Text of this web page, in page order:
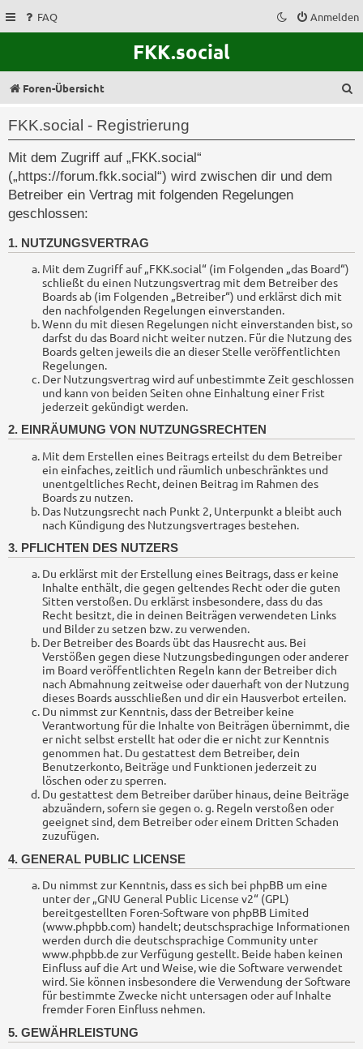
FAQ Anmelden
FKK.social
Foren-Übersicht
FKK.social - Registrierung
Mit dem Zugriff auf „FKK.social“
(„https://forum.fkk.social“) wird zwischen dir und dem
Betreiber ein Vertrag mit folgenden Regelungen
geschlossen:
1. NUTZUNGSVERTRAG
Mit dem Zugriff auf „FKK.social“ (im Folgenden „das Board“)
schließt du einen Nutzungsvertrag mit dem Betreiber des
Boards ab (im Folgenden „Betreiber“) und erklärst dich mit
den nachfolgenden Regelungen einverstanden.
Wenn du mit diesen Regelungen nicht einverstanden bist, so
darfst du das Board nicht weiter nutzen. Für die Nutzung des
Boards gelten jeweils die an dieser Stelle veröffentlichten
Regelungen.
Der Nutzungsvertrag wird auf unbestimmte Zeit geschlossen
und kann von beiden Seiten ohne Einhaltung einer Frist
jederzeit gekündigt werden.
2. EINRÄUMUNG VON NUTZUNGSRECHTEN
Mit dem Erstellen eines Beitrags erteilst du dem Betreiber
ein einfaches, zeitlich und räumlich unbeschränktes und
unentgeltliches Recht, deinen Beitrag im Rahmen des
Boards zu nutzen.
Das Nutzungsrecht nach Punkt 2, Unterpunkt a bleibt auch
nach Kündigung des Nutzungsvertrages bestehen.
3. PFLICHTEN DES NUTZERS
Du erklärst mit der Erstellung eines Beitrags, dass er keine
Inhalte enthält, die gegen geltendes Recht oder die guten
Sitten verstoßen. Du erklärst insbesondere, dass du das
Recht besitzt, die in deinen Beiträgen verwendeten Links
und Bilder zu setzen bzw. zu verwenden.
Der Betreiber des Boards übt das Hausrecht aus. Bei
Verstößen gegen diese Nutzungsbedingungen oder anderer
im Board veröffentlichten Regeln kann der Betreiber dich
nach Abmahnung zeitweise oder dauerhaft von der Nutzung
dieses Boards ausschließen und dir ein Hausverbot erteilen.
Du nimmst zur Kenntnis, dass der Betreiber keine
Verantwortung für die Inhalte von Beiträgen übernimmt, die
er nicht selbst erstellt hat oder die er nicht zur Kenntnis
genommen hat. Du gestattest dem Betreiber, dein
Benutzerkonto, Beiträge und Funktionen jederzeit zu
löschen oder zu sperren.
Du gestattest dem Betreiber darüber hinaus, deine Beiträge
abzuändern, sofern sie gegen o. g. Regeln verstoßen oder
geeignet sind, dem Betreiber oder einem Dritten Schaden
zuzufügen.
4. GENERAL PUBLIC LICENSE
Du nimmst zur Kenntnis, dass es sich bei phpBB um eine
unter der „GNU General Public License v2“ (GPL)
bereitgestellten Foren-Software von phpBB Limited
(www.phpbb.com) handelt; deutschsprachige Informationen
werden durch die deutschsprachige Community unter
www.phpbb.de zur Verfügung gestellt. Beide haben keinen
Einfluss auf die Art und Weise, wie die Software verwendet
wird. Sie können insbesondere die Verwendung der Software
für bestimmte Zwecke nicht untersagen oder auf Inhalte
fremder Foren Einfluss nehmen.
5. GEWÄHRLEISTUNG